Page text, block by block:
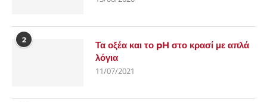
2
Τα οξέα και το pH στο κρασί με απλά
λόγια
11/07/2021